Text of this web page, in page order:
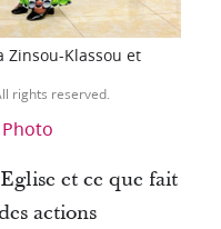
Zinsou-Klassou et
rights reserved.
et ce que fait
actions